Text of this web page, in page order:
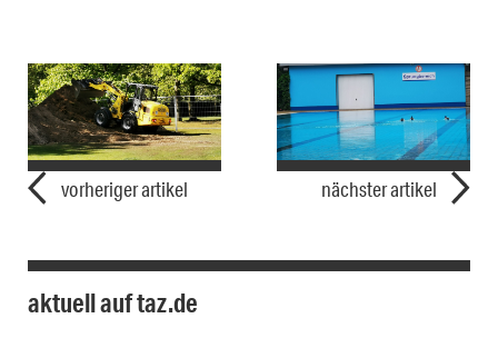
vorheriger artikel nächster artikel
aktuell auf taz.de